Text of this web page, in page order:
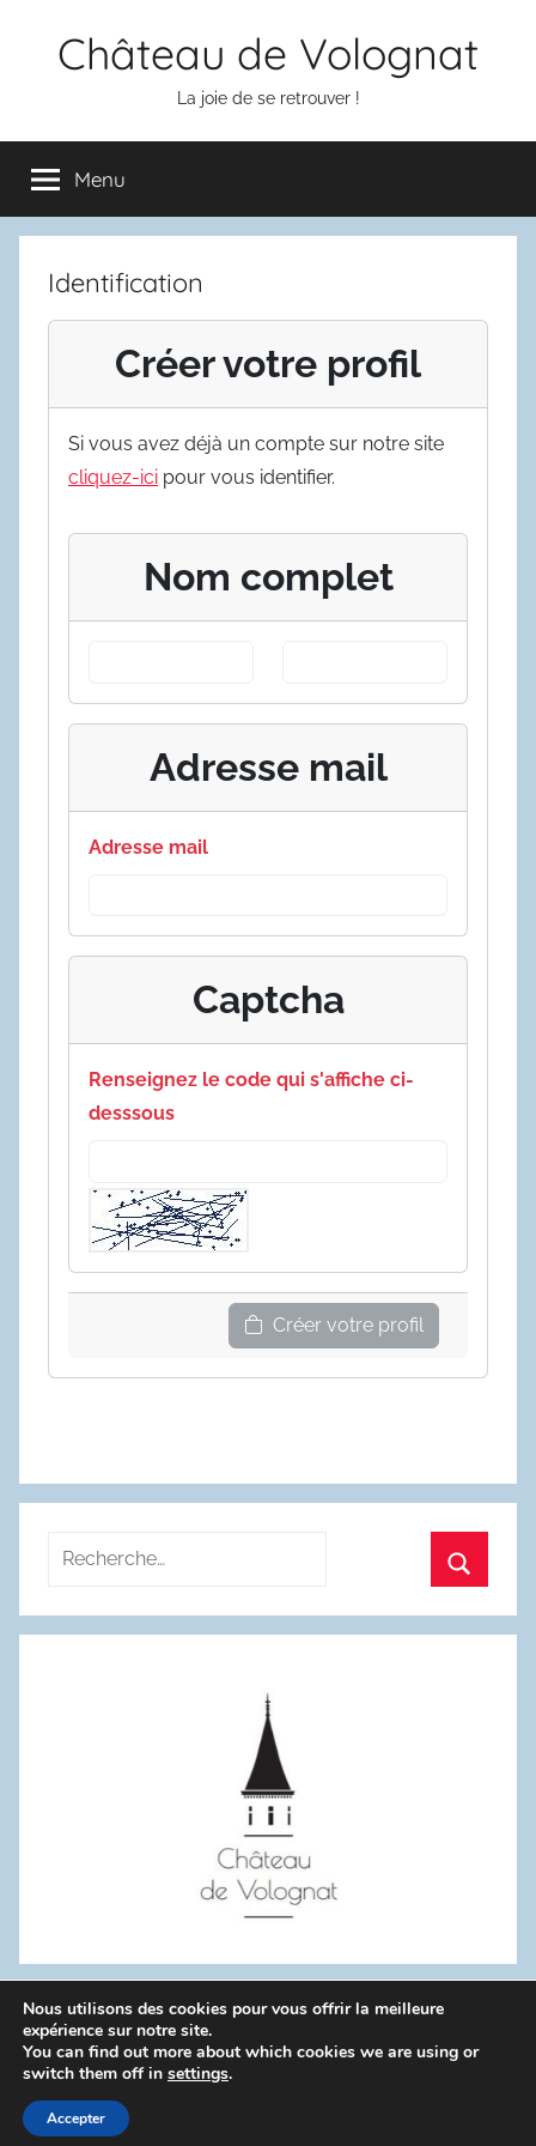
Château de Volognat
La joie de se retrouver !
Menu
Identification
Créer votre profil
Si vous avez déjà un compte sur notre site
cliquez-ici pour vous identifier.
Nom complet
Adresse mail
Adresse mail
Captcha
Renseignez le code qui s'affiche ci-
desssous
Créer votre profil
Recherche
:
WordPress Theme: Donovan by ThemeZee.
Politique de confidentialité
Nous utilisons des cookies pour vous offrir la meilleure
expérience sur notre site.
You can find out more about which cookies we are using or
switch them off in settings.
Accepter